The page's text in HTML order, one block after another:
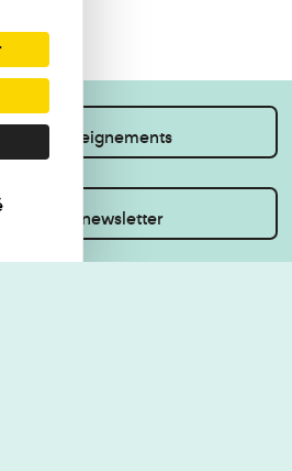
des renseignements
vous à la newsletter